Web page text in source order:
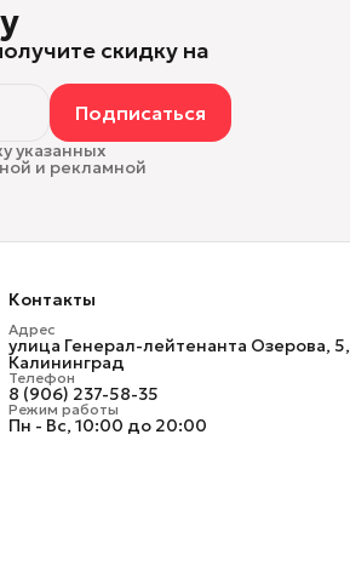
скидку на
Подписаться
указанных
и рекламной
Контакты
Адрес
улица Генерал-лейтенанта Озерова, 5,
Калининград
Телефон
8 (906) 237-58-35
Режим работы
Пн - Вс, 10:00 до 20:00